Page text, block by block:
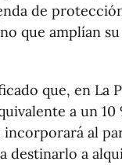
de
que amplían
que, en La
a un 10
al
destinarlo a